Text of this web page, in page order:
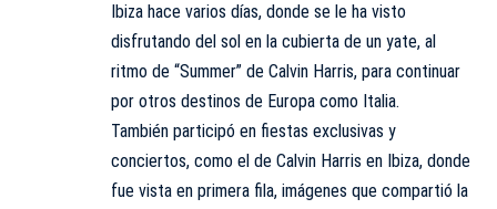
Ibiza hace varios días, donde se le ha visto
disfrutando del sol en la cubierta de un yate, al
ritmo de “Summer” de Calvin Harris, para continuar
por otros destinos de Europa como Italia.
También participó en fiestas exclusivas y
conciertos, como el de Calvin Harris en Ibiza, donde
fue vista en primera fila, imágenes que compartió la